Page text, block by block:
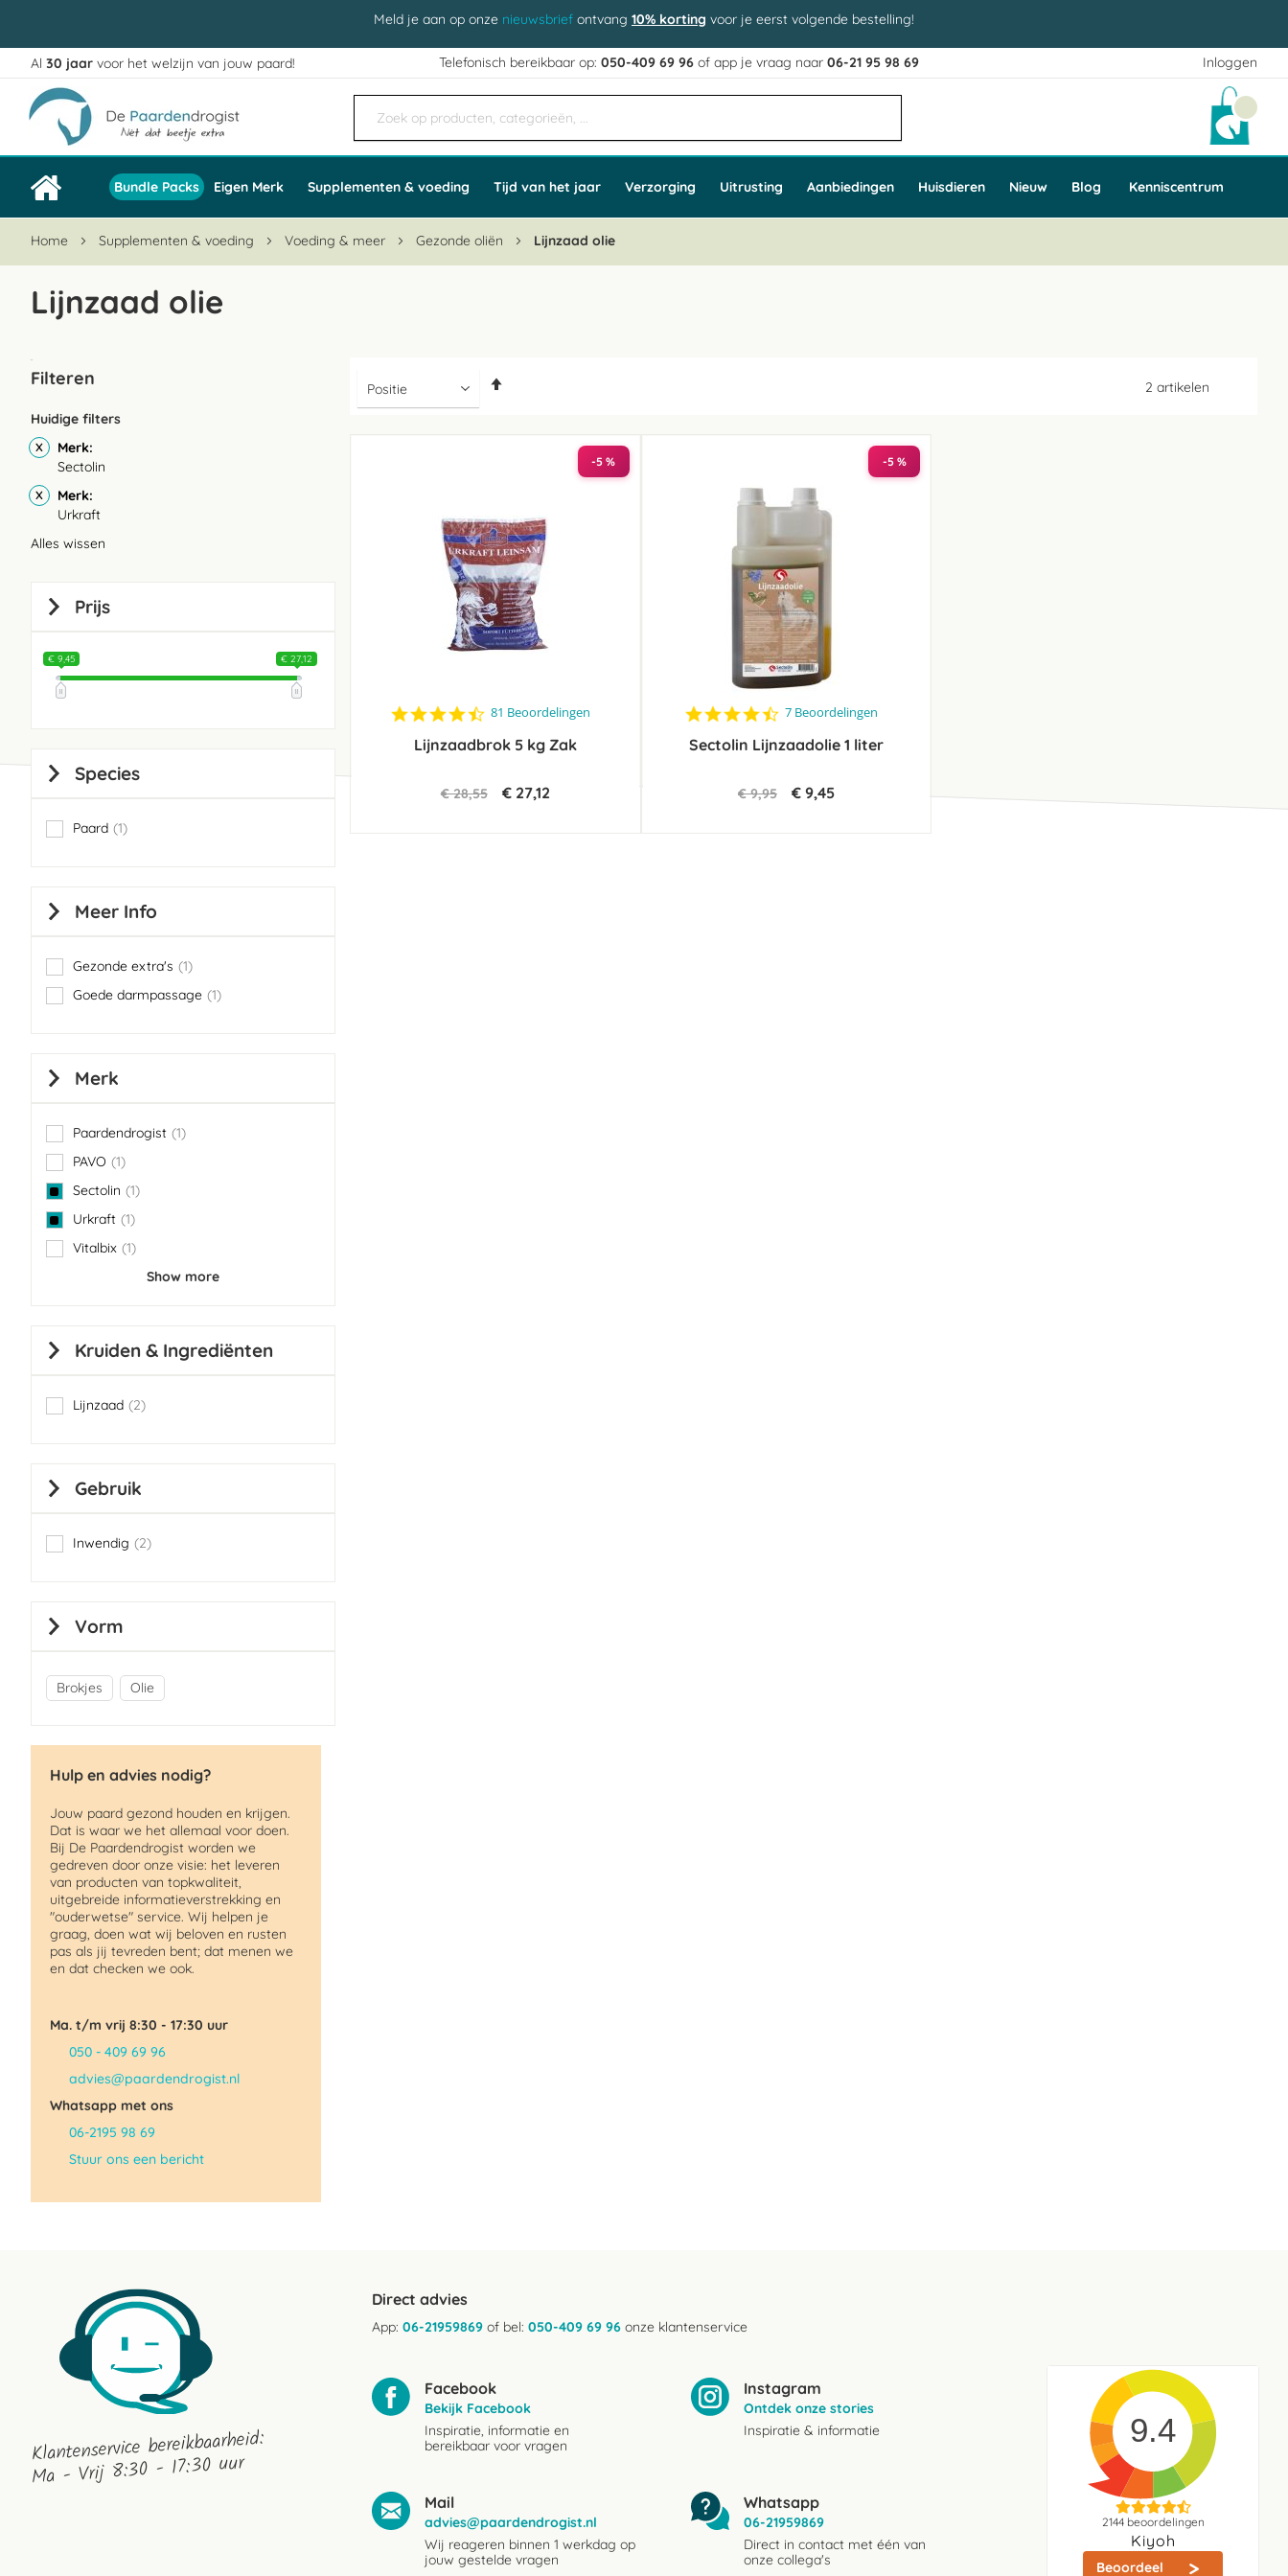
Meld je aan op onze nieuwsbrief ontvang 10% korting voor je eerst volgende bestelling!
Inloggen
Ga
naar
de
inhoud
Al 30 jaar voor het welzijn van jouw paard! Telefonisch bereikbaar op:050-409 69 96 of app je vraag naar06-21 95 98 69
Bundle Packs Eigen Merk Supplementen & voeding Tijd van het jaar Verzorging Uitrusting Aanbiedingen Huisdieren Nieuw Blog Kenniscentrum
Home Supplementen & voeding Voeding & meer Gezonde oliën Lijnzaad olie
Lijnzaad olie
2 artikelen
-5 %
4.4
rating
81 Beoordelingen
Lijnzaadbrok 5 kg Zak
€ 28,55 € 27,12
-5 %
4.7
rating
7 Beoordelingen
Sectolin Lijnzaadolie 1 liter
€ 9,95 € 9,45
Filteren
Huidige filters
Merk
Sectolin
Merk
Urkraft
Alles wissen
Prijs
€ 9,45 € 27,12
Species
Paard 1
item
Meer Info
Gezonde extra's 1
item
Goede darmpassage 1
item
Merk
Paardendrogist 1
item
PAVO
1
item
Sectolin
1
item
Urkraft 1
item
Vitalbix 1
item
Show more
Kruiden & Ingrediënten
Lijnzaad 2
items
Gebruik
Inwendig 2
items
Vorm
Brokjes Olie
Hulp en advies nodig?
Jouw paard gezond houden en krijgen.
Dat is waar we het allemaal voor doen.
Bij De Paardendrogist worden we
gedreven door onze visie: het leveren
van producten van topkwaliteit,
uitgebreide informatieverstrekking en
"ouderwetse" service. Wij helpen je
graag, doen wat wij beloven en rusten
pas als jij tevreden bent; dat menen we
en dat checken we ook.
Ma. t/m vrij 8:30 - 17:30 uur
050 - 409 69 96
advies@paardendrogist.nl
Whatsapp met ons
06-2195 98 69
Stuur ons een bericht
Klantenservice bereikbaarheid:
Ma - Vrij 8:30 - 17:30 uur
Direct advies
App: 06-21959869 of bel: 050-409 69 96 onze klantenservice
Facebook
Bekijk Facebook
Inspiratie, informatie en
bereikbaar voor vragen
Instagram
Ontdek onze stories
Inspiratie & informatie
Mail
advies@paardendrogist.nl
Wij reageren binnen 1 werkdag op
jouw gestelde vragen
Whatsapp
06-21959869
Direct in contact met één van
onze collega's
9.4
2144beoordelingen
Kiyoh
Beoordeel